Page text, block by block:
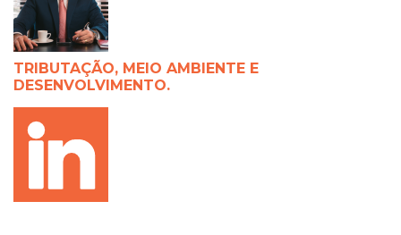
TRIBUTAÇÃO, MEIO AMBIENTE E
DESENVOLVIMENTO.